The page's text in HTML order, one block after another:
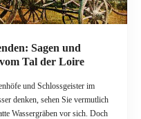
Weihnachtsgeschichten […]
Sagen und
Tal der Loire
und Schlossgeister im
denken, sehen Sie vermutlich
Wassergräben vor sich. Doch